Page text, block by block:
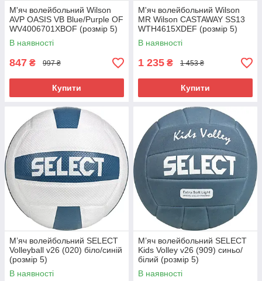
М'яч волейбольний Wilson
AVP OASIS VB Blue/Purple OF
WV4006701XBOF (розмір 5)
В наявності
847 ₴ 997 ₴
Купити
М'яч волейбольний Wilson
MR Wilson CASTAWAY SS13
WTH4615XDEF (розмір 5)
В наявності
1 235 ₴ 1 453 ₴
Купити
М’яч волейбольний SELECT
Volleyball v26 (020) біло/синій
(розмір 5)
В наявності
М’яч волейбольний SELECT
Kids Volley v26 (909) синьо/
білий (розмір 5)
В наявності